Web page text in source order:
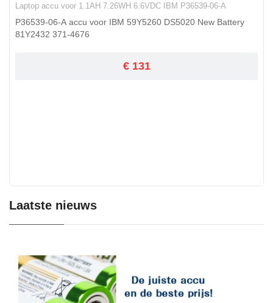
Laptop accu voor 1.1AH 7.26WH 6.6VDC IBM P36539-06-A
P36539-06-A accu voor IBM 59Y5260 DS5020 New Battery
81Y2432 371-4676
€ 131
Laatste nieuws